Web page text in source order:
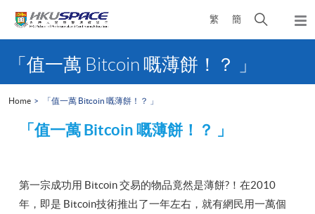
繁 簡
Open
search
content「值一萬 Bitcoin 嘅薄餅！？ 」
Home 「值一萬 Bitcoin 嘅薄餅！？ 」
「值一萬 Bitcoin 嘅薄餅！？ 」
第一宗成功用 Bitcoin 交易的物品竟然是薄餅?！在2010
年，即是 Bitcoin技術推出了一年左右，就有網民用一萬個